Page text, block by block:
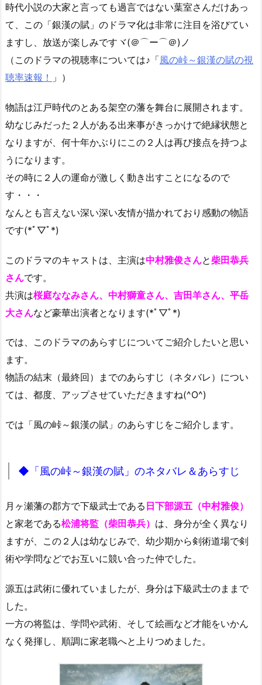
時代小説の大家と言っても過言ではない葉室さんだけあっ
て、この「銀漢の賦」のドラマ化は非常に注目を浴びてい
ますし、放送が楽しみですヾ(＠⌒ー⌒＠)ノ
（このドラマの視聴率については♪「風の峠～銀漢の賦の視
聴率速報！ 」）
物語は江戸時代のとある架空の藩を舞台に展開されます。
幼なじみだった２人がある出来事がきっかけで絶縁状態と
なりますが、何十年かぶりにこの２人は再び接点を持つよ
うになります。
その時に２人の運命が激しく動き出すことになるので
す・・・
なんとも言えない深い深い友情が描かれており感動の物語
です(*ﾟ▽ﾟ*)
このドラマのキャストは、主演は中村雅俊さんと柴田恭兵
さんです。
共演は桜庭ななみさん、中村獅童さん、吉田羊さん、平岳
大さんなど豪華出演者となります(*ﾟ▽ﾟ*)
では、このドラマのあらすじについてご紹介したいと思い
ます。
物語の結末（最終回）までのあらすじ（ネタバレ）につい
ては、都度、アップさせていただきますね(^O^)
では「風の峠～銀漢の賦」のあらすじをご紹介します。
◆「風の峠～銀漢の賦」のネタバレ＆あらすじ
月ヶ瀬藩の郡方で下級武士である 日下部源五（中村雅俊）
と家老である松浦将監（柴田恭兵） は、身分が全く異なり
ますが、この２人は幼なじみで、幼少期から剣術道場で剣
術や学問などでお互いに競い合った仲でした。
源五は武術に優れていましたが、身分は下級武士のままで
した。
一方の将監は、学問や武術、そして絵画など才能をいかん
なく発揮し、順調に家老職へと上りつめました。